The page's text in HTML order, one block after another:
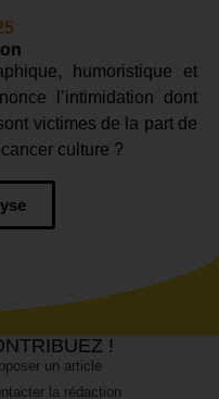
humoristique et
l’intimidation dont
victimes de la part de
culture ?
!
un article
la rédaction